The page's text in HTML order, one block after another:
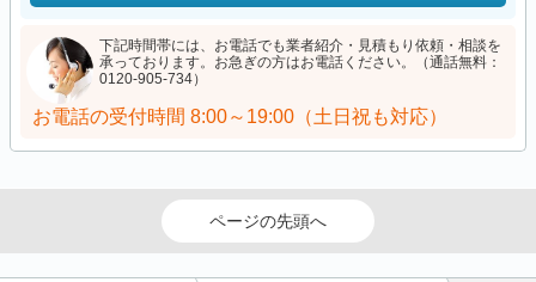
下記時間帯には、お電話でも業者紹介・見積もり依頼・相談を
承っております。お急ぎの方はお電話ください。（通話無料：
0120-905-734）
お電話の受付時間 8:00～19:00（土日祝も対応）
ページの先頭へ